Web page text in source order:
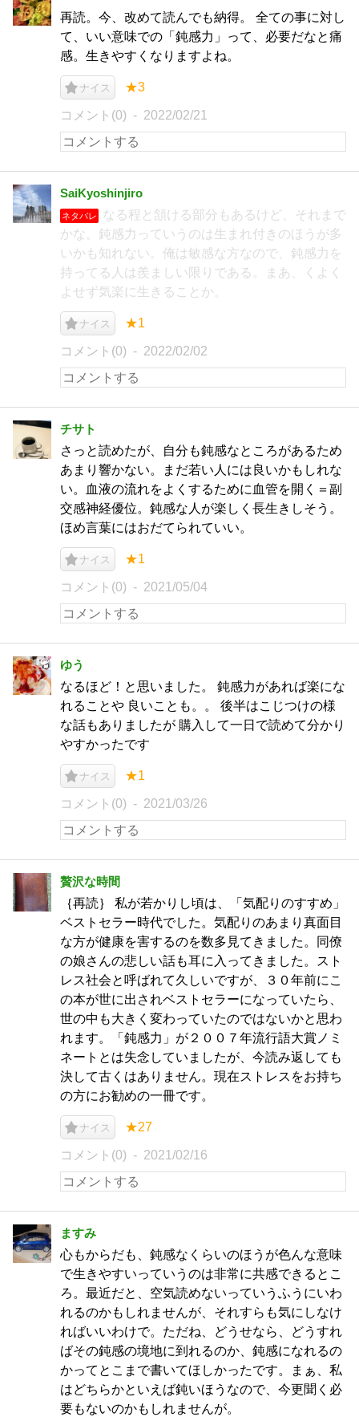
再読。今、改めて読んでも納得。 全ての事に対し
て、いい意味での「鈍感力」って、必要だなと痛
感。生きやすくなりますよね。
ナイス ★3
コメント(0) 2022/02/21
SaiKyoshinjiro
ネタバレ
なる程と頷ける部分もあるけど、それまで
かな。鈍感力っていうのは生まれ付きのほうが多
いかも知れない。俺は敏感な方なので、鈍感力を
持ってる人は羨ましい限りである。まあ、くよく
よせず気楽に生きることか。
ナイス ★1
コメント(0) 2022/02/02
チサト
さっと読めたが、自分も鈍感なところがあるため
あまり響かない。まだ若い人には良いかもしれな
い。血液の流れをよくするために血管を開く＝副
交感神経優位。鈍感な人が楽しく長生きしそう。
ほめ言葉にはおだてられていい。
ナイス ★1
コメント(0) 2021/05/04
ゆう
なるほど！と思いました。 鈍感力があれば楽にな
れることや 良いことも。。 後半はこじつけの様
な話もありましたが 購入して一日で読めて分かり
やすかったです
ナイス ★1
コメント(0) 2021/03/26
贅沢な時間
｛再読｝ 私が若かりし頃は、「気配りのすすめ」
ベストセラー時代でした。気配りのあまり真面目
な方が健康を害するのを数多見てきました。同僚
の娘さんの悲しい話も耳に入ってきました。スト
レス社会と呼ばれて久しいですが、３０年前にこ
の本が世に出されベストセラーになっていたら、
世の中も大きく変わっていたのではないかと思わ
れます。「鈍感力」が２００７年流行語大賞ノミ
ネートとは失念していましたが、今読み返しても
決して古くはありません。現在ストレスをお持ち
の方にお勧めの一冊です。
ナイス ★27
コメント(0) 2021/02/16
ますみ
心もからだも、鈍感なくらいのほうが色んな意味
で生きやすいっていうのは非常に共感できるとこ
ろ。最近だと、空気読めないっていうふうにいわ
れるのかもしれませんが、それすらも気にしなけ
ればいいわけで。ただね、どうせなら、どうすれ
ばその鈍感の境地に到れるのか、鈍感になれるの
かってとこまで書いてほしかったです。まぁ、私
はどちらかといえば鈍いほうなので、今更聞く必
要もないのかもしれませんが。